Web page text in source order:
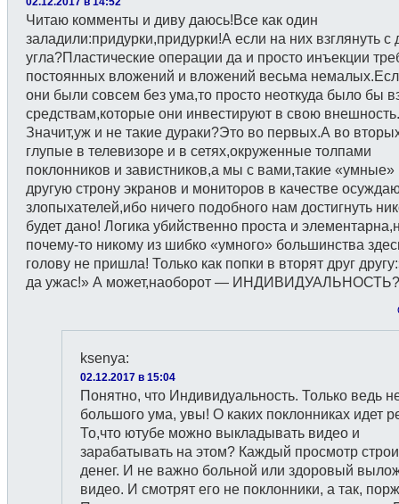
Читаю комменты и диву даюсь!Все как один
заладили:придурки,придурки!А если на них взглянуть с
угла?Пластические операции да и просто инъекции
постоянных вложений и вложений весьма
они были совсем без ума,то просто неоткуда было бы
средствам,которые они инвестируют в свою внешность.
Значит,уж и не такие дураки?Это во первых.А во
глупые в телевизоре и в сетях,окруженные толпами
поклонников и завистников,а мы с вами,такие «умные»
другую строну экранов и мониторов в качестве
злопыхателей,ибо ничего подобного нам достигнуть
будет дано! Логика убийственно проста и
почему-то никому из шибко «умного» большинства
голову не пришла! Только как попки в вторят друг
да ужас!» А может,наоборот —
ksenya:
02.12.2017 в 15:04
Понятно, что Индивидуальность. Только ведь
большого ума, увы! О каких поклонниках идет
То,что ютубе можно выкладывать видео и
зарабатывать на этом? Каждый просмотр
денег. И не важно больной или здоровый
видео. И смотрят его не поклонники, а так,